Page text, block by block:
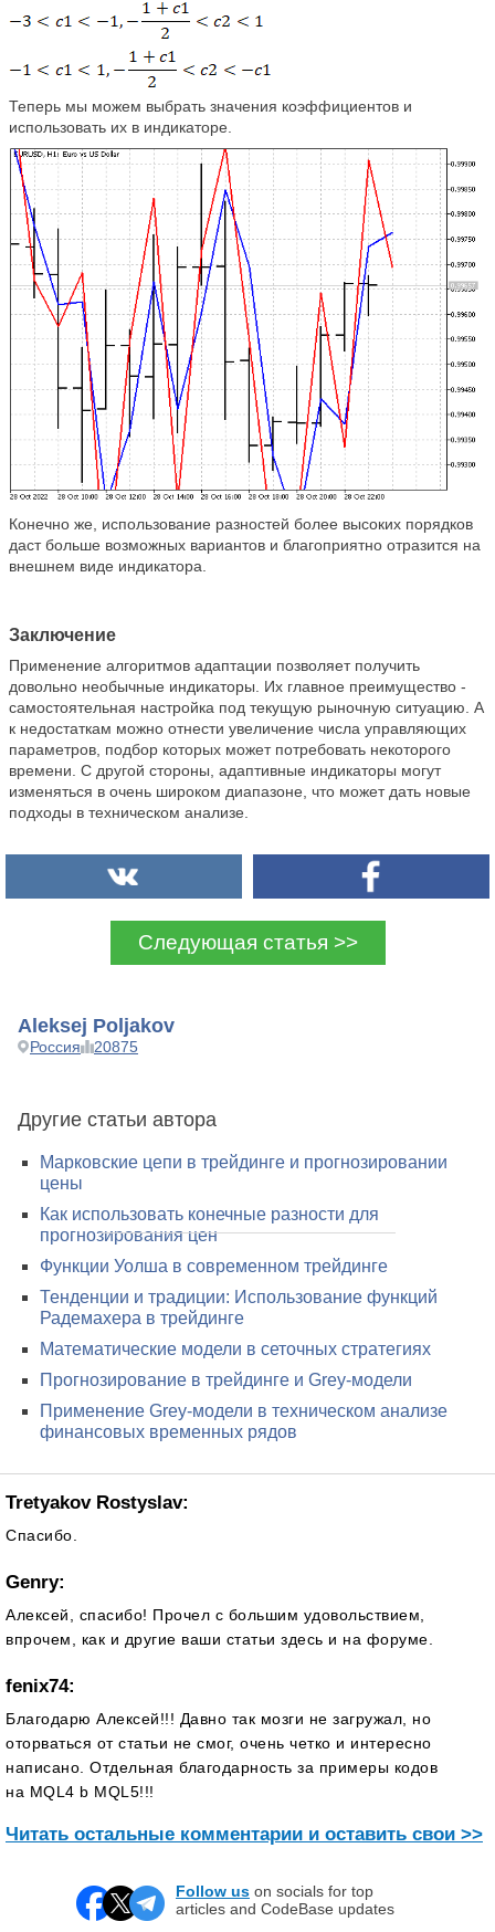
Теперь мы можем выбрать значения коэффициентов и
использовать их в индикаторе.
Конечно же, использование разностей более высоких порядков
даст больше возможных вариантов и благоприятно отразится на
внешнем виде индикатора.
Заключение
Применение алгоритмов адаптации позволяет получить
довольно необычные индикаторы. Их главное преимущество -
самостоятельная настройка под текущую рыночную ситуацию. А
к недостаткам можно отнести увеличение числа управляющих
параметров, подбор которых может потребовать некоторого
времени. С другой стороны, адаптивные индикаторы могут
изменяться в очень широком диапазоне, что может дать новые
подходы в техническом анализе.
Следующая статья >>
Aleksej Poljakov
Россия 20875
Другие статьи автора
Марковские цепи в трейдинге и прогнозировании
цены
Как использовать конечные разности для
прогнозирования цен
Функции Уолша в современном трейдинге
Тенденции и традиции: Использование функций
Радемахера в трейдинге
Математические модели в сеточных стратегиях
Прогнозирование в трейдинге и Grey-модели
Применение Grey-модели в техническом анализе
финансовых временных рядов
Tretyakov Rostyslav:
Спасибо.
Genry:
Алексей, спасибо! Прочел с большим удовольствием,
впрочем, как и другие ваши статьи здесь и на форуме.
fenix74:
Благодарю Алексей!!! Давно так мозги не загружал, но
оторваться от статьи не смог, очень четко и интересно
написано. Отдельная благодарность за примеры кодов
на MQL4 b MQL5!!!
Читать остальные комментарии и оставить свои >>
Follow us on socials for top
articles and CodeBase updates